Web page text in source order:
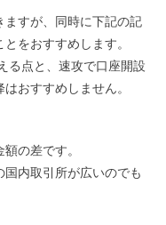
ますが、同時に下記の記
とをおすすめします。
る点と、速攻で口座開設
おすすめしません。
の差です。
国内取引所が広いのでも